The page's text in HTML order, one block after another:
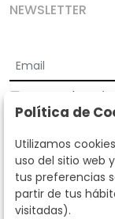
NEWSLETTER
Acepto los
privacidad
Según la LOPD y
datos personales
finalidad de
derechos de
derechos en los
dirigiéndote a
Política de
Utilizamos
uso del sitio web
tus preferencias
partir de tus
visitadas).